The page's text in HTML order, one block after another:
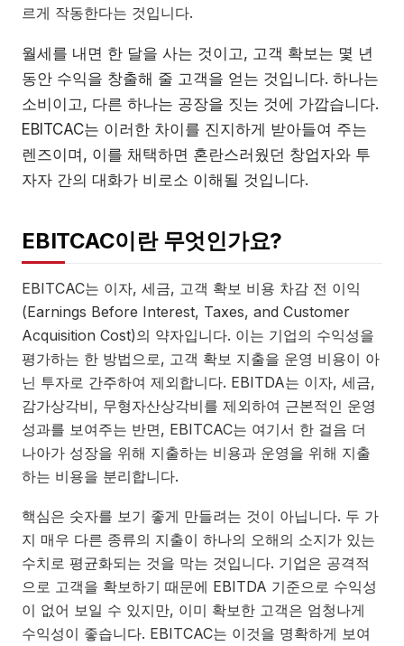
르게 작동한다는 것입니다.
월세를 내면 한 달을 사는 것이고, 고객 확보는 몇 년
동안 수익을 창출해 줄 고객을 얻는 것입니다. 하나는
소비이고, 다른 하나는 공장을 짓는 것에 가깝습니다.
EBITCAC는 이러한 차이를 진지하게 받아들여 주는
렌즈이며, 이를 채택하면 혼란스러웠던 창업자와 투
자자 간의 대화가 비로소 이해될 것입니다.
EBITCAC이란 무엇인가요?
EBITCAC는 이자, 세금, 고객 확보 비용 차감 전 이익
(Earnings Before Interest, Taxes, and Customer
Acquisition Cost)의 약자입니다. 이는 기업의 수익성을
평가하는 한 방법으로, 고객 확보 지출을 운영 비용이 아
닌 투자로 간주하여 제외합니다. EBITDA는 이자, 세금,
감가상각비, 무형자산상각비를 제외하여 근본적인 운영
성과를 보여주는 반면, EBITCAC는 여기서 한 걸음 더
나아가 성장을 위해 지출하는 비용과 운영을 위해 지출
하는 비용을 분리합니다.
핵심은 숫자를 보기 좋게 만들려는 것이 아닙니다. 두 가
지 매우 다른 종류의 지출이 하나의 오해의 소지가 있는
수치로 평균화되는 것을 막는 것입니다. 기업은 공격적
으로 고객을 확보하기 때문에 EBITDA 기준으로 수익성
이 없어 보일 수 있지만, 이미 확보한 고객은 엄청나게
수익성이 좋습니다. EBITCAC는 이것을 명확하게 보여